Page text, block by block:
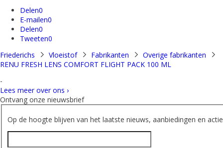
Delen0
E-mailen0
Delen0
Tweeten0
Friederichs
Vloeistof Fabrikanten
Overige fabrikanten
RENU FRESH LENS COMFORT FLIGHT PACK 100 ML
-
Lees meer over ons ›
Ontvang onze nieuwsbrief
Op de hoogte blijven van het laatste nieuws, aanbiedingen en